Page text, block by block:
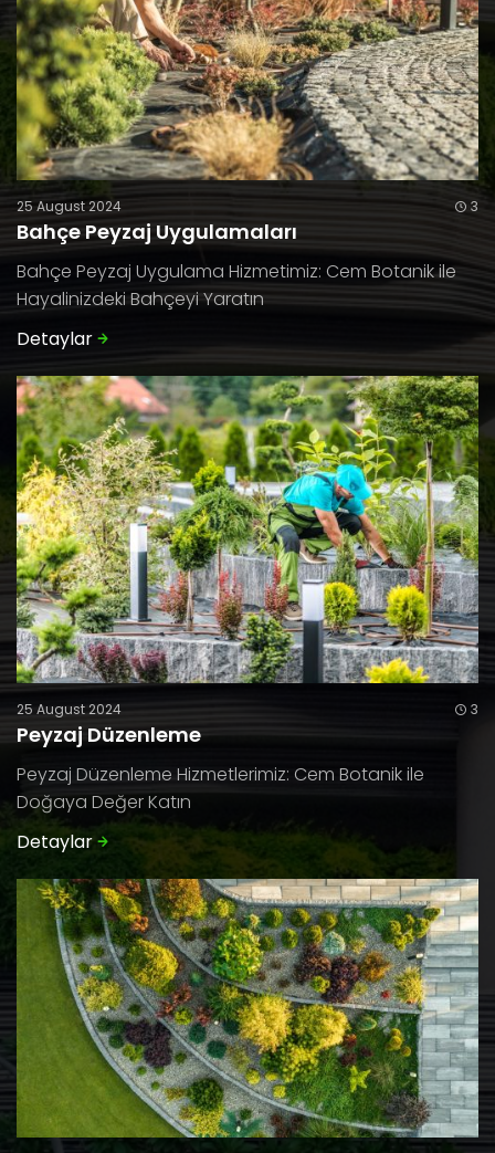
25 August 2024 3
Bahçe Peyzaj Uygulamaları
Bahçe Peyzaj Uygulama Hizmetimiz: Cem Botanik ile
Hayalinizdeki Bahçeyi Yaratın
Detaylar
25 August 2024 3
Peyzaj Düzenleme
Peyzaj Düzenleme Hizmetlerimiz: Cem Botanik ile
Doğaya Değer Katın
Detaylar